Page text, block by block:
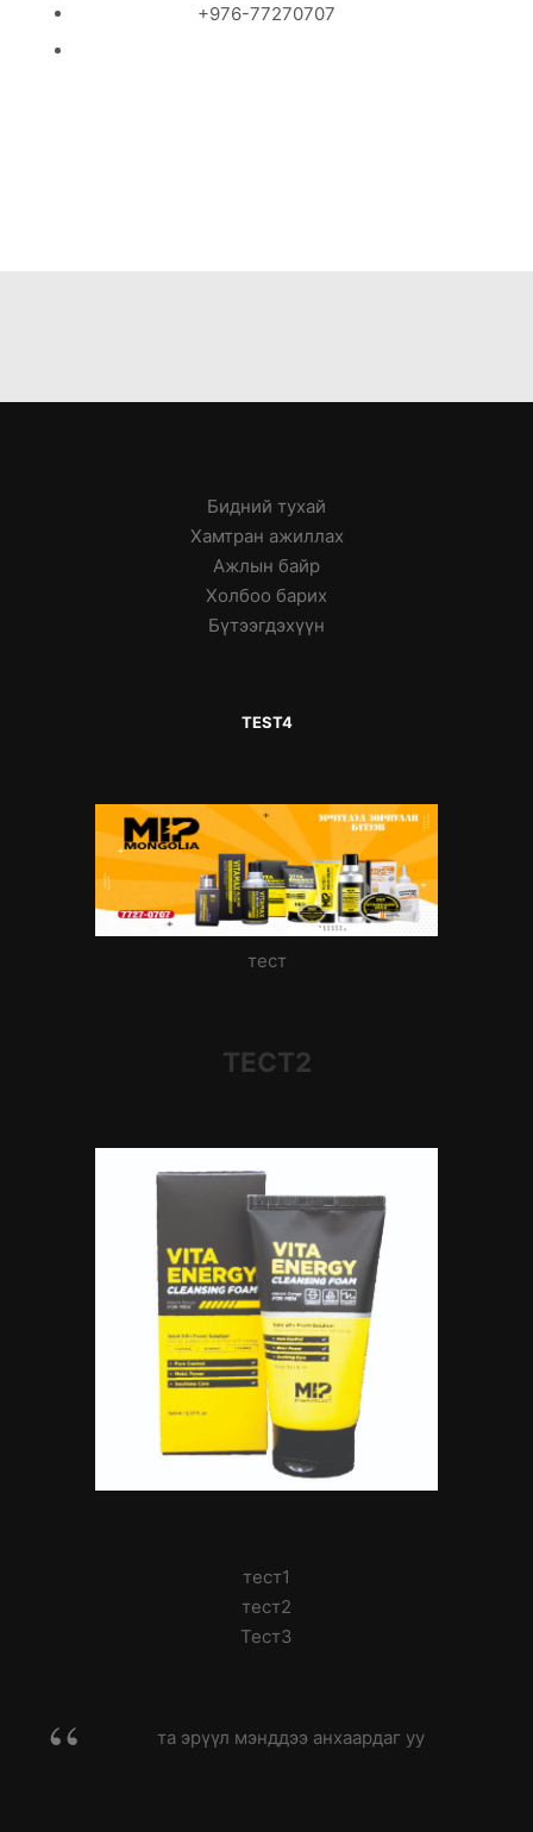
+976-77270707
Бидний тухай
Хамтран ажиллах
Ажлын байр
Холбоо барих
Бүтээгдэхүүн
TEST4
тест
ТЕСТ2
тест1
тест2
Тест3
та эрүүл мэнддээ анхаардаг уу